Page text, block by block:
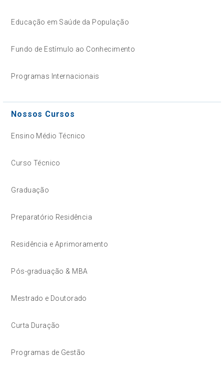
Educação em Saúde da População
Fundo de Estímulo ao Conhecimento
Programas Internacionais
Nossos Cursos
Ensino Médio Técnico
Curso Técnico
Graduação
Preparatório Residência
Residência e Aprimoramento
Pós-graduação & MBA
Mestrado e Doutorado
Curta Duração
Programas de Gestão